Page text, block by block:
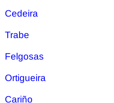
Cedeira
Trabe
Felgosas
Ortigueira
Cariño